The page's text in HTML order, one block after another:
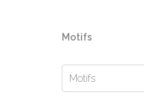
Motifs
Motifs